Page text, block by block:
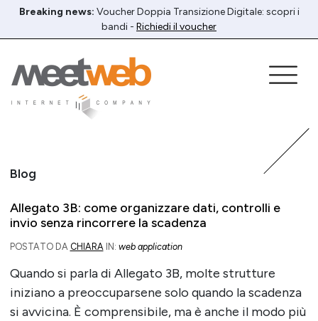
Breaking news: Voucher Doppia Transizione Digitale: scopri i
bandi - Richiedi il voucher
Blog
Allegato 3B: come organizzare dati, controlli e
invio senza rincorrere la scadenza
POSTATO DA CHIARAIN: web application
Quando si parla di Allegato 3B, molte strutture
iniziano a preoccuparsene solo quando la scadenza
si avvicina. È comprensibile, ma è anche il modo più